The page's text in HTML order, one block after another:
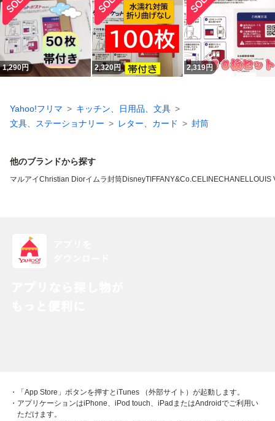
1,290円 2,320円 2,319円
Yahoo!フリマ
キッチン、日用品、文具
文具、ステーショナリー
レター、カード 封筒
他のブランドから探す
マルアイChristian Diorイムラ封筒DisneyTIFFANY&Co.CELINECHANELLOUIS
・「App Store」ボタンを押すとiTunes （外部サイト）が起動します。
・アプリケーションはiPhone、iPod touch、iPadまたはAndroidでご利用い
ただけます。